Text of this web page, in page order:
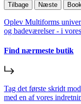
Tilbage Næste
Oplev Multiforms
og badeværelser - i
Find nærmeste butik
Tag det første skridt
med en af vores